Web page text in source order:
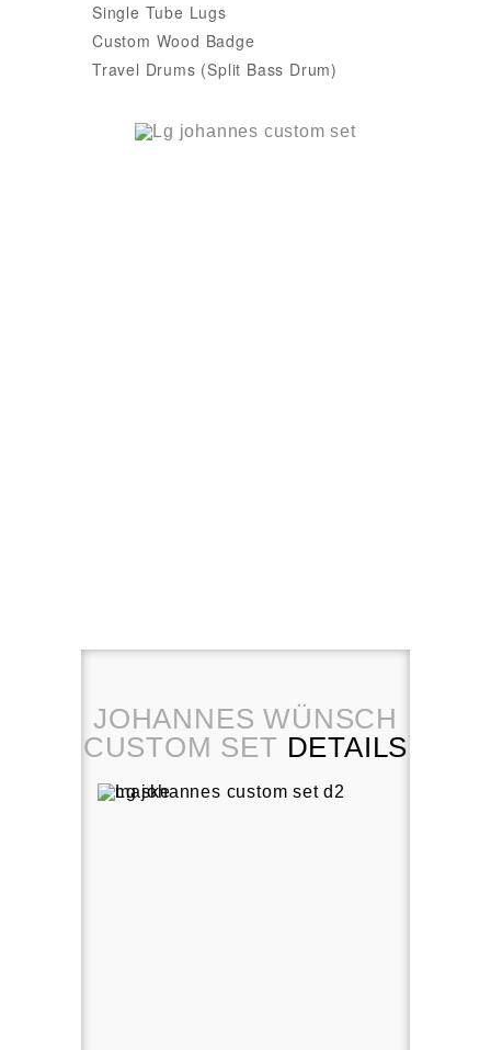
Single Tube Lugs
Custom Wood Badge
Travel Drums (Split Bass Drum)
JOHANNES WÜNSCH
CUSTOM SET DETAILS